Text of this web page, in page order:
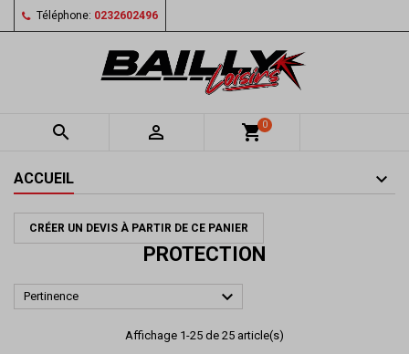
Téléphone: 0232602496
  shopping_cart0
ACCUEIL
CRÉER UN DEVIS À PARTIR DE CE PANIER
PROTECTION
Pertinence 
Affichage 1-25 de 25 article(s)